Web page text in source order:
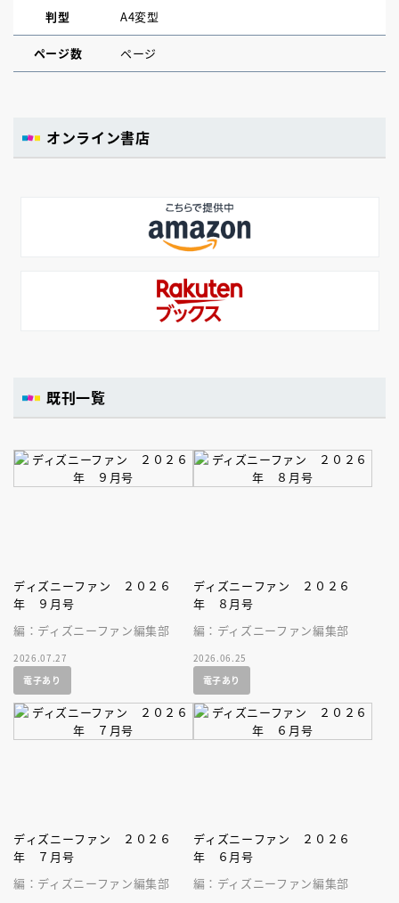
判型 A4変型
ページ数 ページ
オンライン書店
既刊一覧
ディズニーファン ２０２６
年 ９月号
編：ディズニーファン編集部
2026.07.27
電子あり
ディズニーファン ２０２６
年 ８月号
編：ディズニーファン編集部
2026.06.25
電子あり
ディズニーファン ２０２６
年 ７月号
編：ディズニーファン編集部
ディズニーファン ２０２６
年 ６月号
編：ディズニーファン編集部